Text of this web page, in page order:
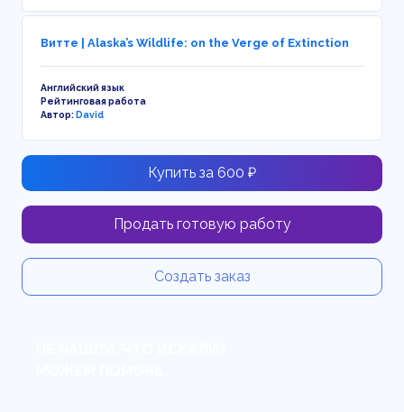
Витте | Alaska’s Wildlife: on the Verge of Extinction
Английский язык
Рейтинговая работа
Автор:David
Купить за 600 ₽
Продать готовую работу
Создать заказ